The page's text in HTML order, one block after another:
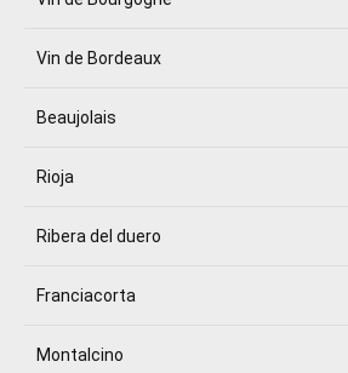
Vin de Bordeaux
Beaujolais
Rioja
Ribera del duero
Franciacorta
Montalcino